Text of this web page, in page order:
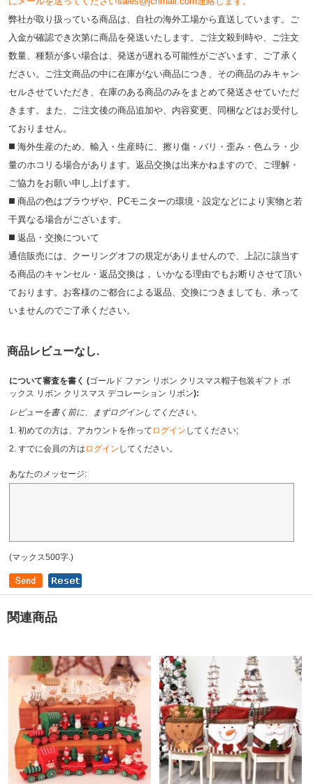
弊社が取り扱っている商品は、自社の海外工場から直送しています。ご
入金が確認でき次第に商品を発送いたします。ご注文殺到時や、ご注文
数量、種類が多い場合は、発送が遅れる可能性がございます、ご了承く
ださい。ご注文商品の中に在庫がない商品につき、その商品のみキャン
セルさせていただき、在庫のある商品のみをまとめて発送させていただ
きます。また、ご注文後の商品追加や、内容変更、同梱などはお受付し
ておりません。
◼️ 海外⽣産のため、輸⼊・⽣産時に、擦り傷・バリ・歪み・色ムラ・少
量のホコリる場合があります。返品交換は出来かねますので、ご理解・
ご協⼒をお願い申し上げます。
◼️ 商品の⾊はブラウザや、PCモニターの環境・設定などにより実物と若
⼲異なる場合がございます。
◼️ 返品・交換について
通信販売には、クーリングオフの規定がありませんので、上記に該当す
る商品のキャンセル・返品交換は， いかなる理由でもお断りさせて頂い
ております。お客様のご都合による返品、交換につきましても、承って
いませんのでご了承ください。
商品レビューなし.
について審査を書く (ゴールド ファン リボン クリスマス帽子包装ギフト ボ
ックス リボン クリスマス デコレーション リボン):
レビューを書く前に、まずログインしてください。
1. 初めての方は、アカウントを作って ログイン してください;
2. すでに会員の方は ログイン してください。
あなたのメッセージ:
(マックス500字.)
関連商品